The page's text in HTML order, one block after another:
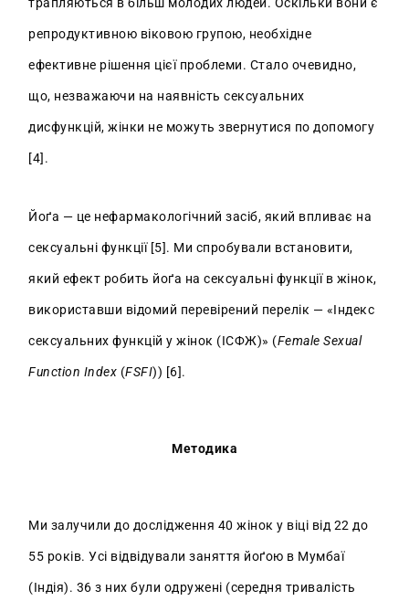
репродуктивною віковою групою, необхідне
ефективне рішення цієї проблеми. Стало очевидно,
що, незважаючи на наявність сексуальних
дисфункцій, жінки не можуть звернутися по допомогу
[4].
Йоґа — це нефармакологічний засіб, який впливає на
сексуальні функції [5]. Ми спробували встановити,
який ефект робить йоґа на сексуальні функції в жінок,
використавши відомий перевірений перелік — «Індекс
сексуальних функцій у жінок (ІСФЖ)» (Female Sexual
Function Index (FSFI)) [6].
Методика
Ми залучили до дослідження 40 жінок у віці від 22 до
55 років. Усі відвідували заняття йоґою в Мумбаї
(Індія). 36 з них були одружені (середня тривалість